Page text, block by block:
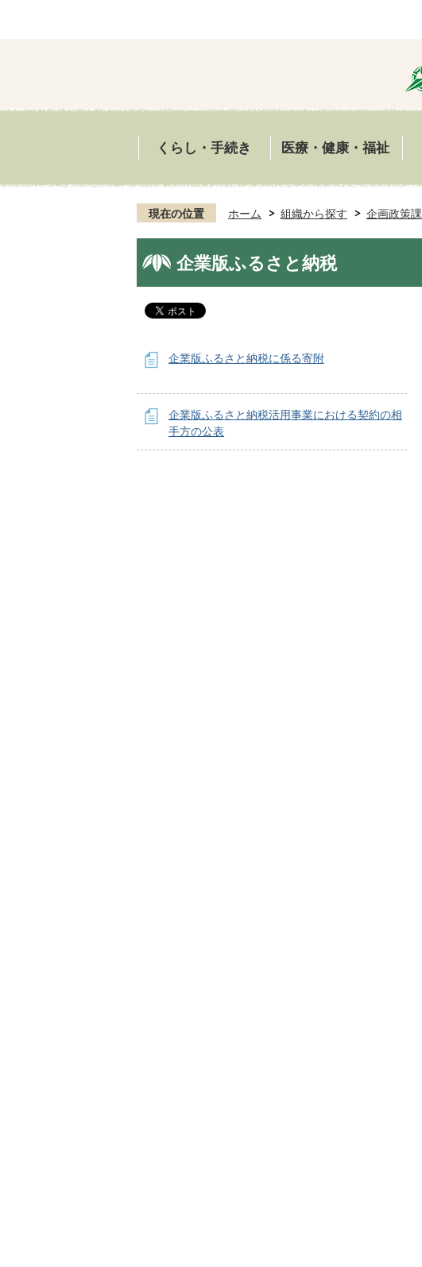
くらし・手続き 医療・健康・福祉
現在の位置 ホーム 組織から探す 企画政策課
企業版ふるさと納税
企業版ふるさと納税に係る寄附
企業版ふるさと納税活用事業における契約の相
手方の公表